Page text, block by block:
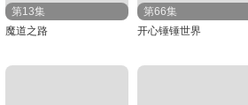
第13集
魔道之路
第66集
开心锤锤世界​